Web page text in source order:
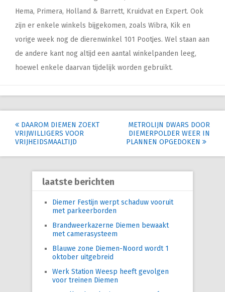
Hema, Primera, Holland & Barrett, Kruidvat en Expert. Ook
zijn er enkele winkels bijgekomen, zoals Wibra, Kik en
vorige week nog de dierenwinkel 101 Pootjes. Wel staan aan
de andere kant nog altijd een aantal winkelpanden leeg,
hoewel enkele daarvan tijdelijk worden gebruikt.
Post
navigation
DAAROM DIEMEN ZOEKT
VRIJWILLIGERS VOOR
VRIJHEIDSMAALTIJD
METROLIJN DWARS DOOR
DIEMERPOLDER WEER IN
PLANNEN OPGEDOKEN
laatste berichten
Diemer Festijn werpt schaduw vooruit
met parkeerborden
Brandweerkazerne Diemen bewaakt
met camerasysteem
Blauwe zone Diemen-Noord wordt 1
oktober uitgebreid
Werk Station Weesp heeft gevolgen
voor treinen Diemen